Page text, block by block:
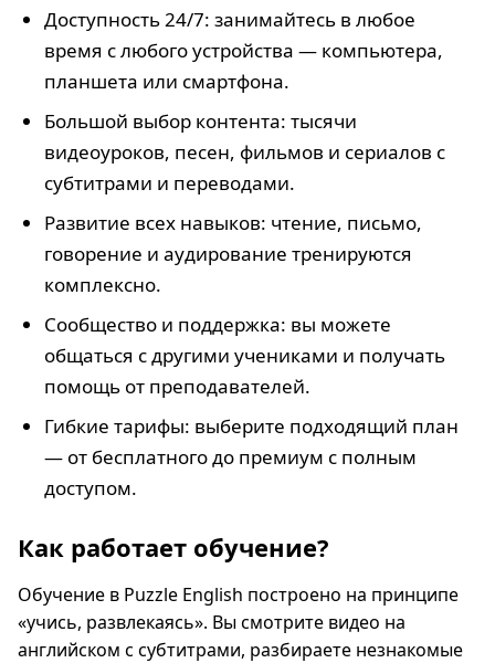
Доступность 24/7: занимайтесь в любое
время с любого устройства — компьютера,
планшета или смартфона.
Большой выбор контента: тысячи
видеоуроков, песен, фильмов и сериалов с
субтитрами и переводами.
Развитие всех навыков: чтение, письмо,
говорение и аудирование тренируются
комплексно.
Сообщество и поддержка: вы можете
общаться с другими учениками и получать
помощь от преподавателей.
Гибкие тарифы: выберите подходящий план
— от бесплатного до премиум с полным
доступом.
Как работает обучение?
Обучение в Puzzle English построено на принципе
«учись, развлекаясь». Вы смотрите видео на
английском с субтитрами, разбираете незнакомые